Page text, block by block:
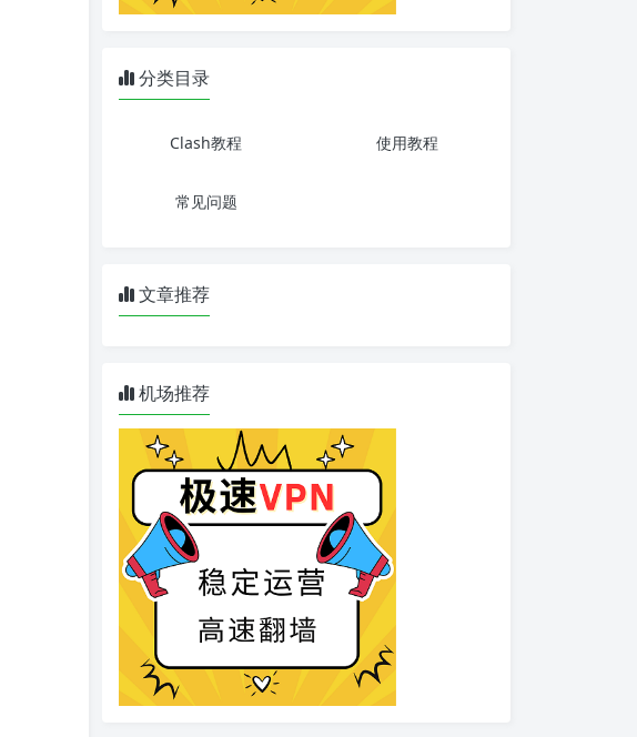
分类目录
Clash教程 使用教程
常见问题
文章推荐
机场推荐